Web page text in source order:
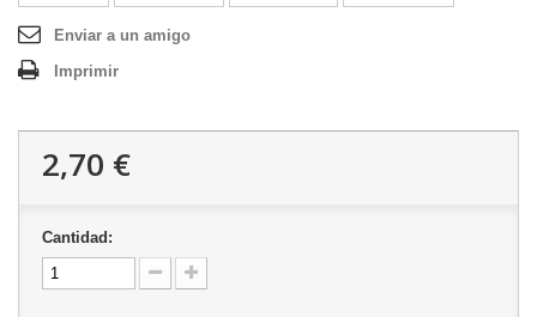
Enviar a un amigo
Imprimir
2,70 €
Cantidad: